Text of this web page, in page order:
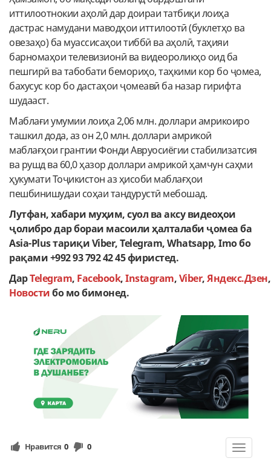
иттилоотнокии аҳолӣ дар доираи татбиқи лоиҳа
дастрас намудани маводҳои иттилоотӣ (буклетҳо ва
овезаҳо) ба муассисаҳои тиббӣ ва аҳолӣ, таҳияи
барномаҳои телевизионӣ ва видеороликҳо оид ба
пешгирӣ ва табобати бемориҳо, таҳкими кор бо ҷомеа,
бахусус кор бо дастаҳои ҷомеавӣ ба назар гирифта
шудааст.
Маблағи умумии лоиҳа 2,06 млн. доллари амрикоиро
ташкил дода, аз он 2,0 млн. доллари амрикоӣ
маблағҳои грантии Фонди Авруосиёгии стабилизатсия
ва рушд ва 60,0 ҳазор доллари амрикоӣ ҳамчун саҳми
ҳукумати Тоҷикистон аз ҳисоби маблағҳои
пешбинишудаи соҳаи тандурустӣ мебошад.
Лутфан, хабари муҳим, суол ва аксу видеоҳои
ҷолибро дар бораи масоили ҳалталаби ҷомеа ба
Asia-Plus тариқи Viber, Telegram, Whatsapp, Imo бо
рақами +992 93 792 42 45 фиристед.
ДарTelegram, Facebook,Instagram,Viber,Яндекс.Дзен
Новостибо мо бимонед.
Toggle
Нравится 0 0